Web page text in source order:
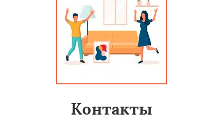
Контакты